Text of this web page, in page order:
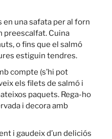
en una safata per al forn
preescalfat. Cuina
o fins que el salmó
estiguin tendres.
compte (s’hi pot
els filets de salmó i
paquets. Rega-ho
i decora amb
i gaudeix d’un deliciós